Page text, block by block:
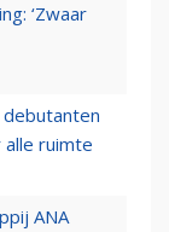
‘Zwaar
alle ruimte
ANA